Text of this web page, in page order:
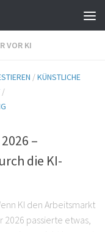
VOR KI
/KÜNSTLICHE
/
–
die KI-
KI den Arbeitsmarkt
2026 passierte etwas,